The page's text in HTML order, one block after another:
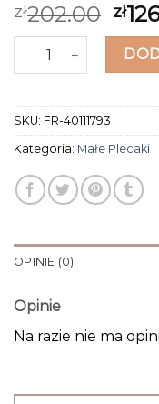
zł202.00 zł
ilość małe plecaki
SKU: FR-40111793
Kategoria: Małe Plecaki
OPINIE (0)
Opinie
Na razie nie ma